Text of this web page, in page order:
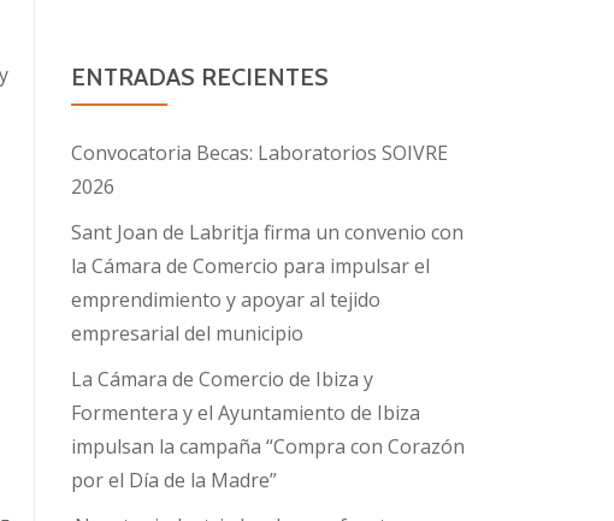
ENTRADAS RECIENTES
Convocatoria Becas: Laboratorios SOIVRE
2026
Sant Joan de Labritja firma un convenio con
la Cámara de Comercio para impulsar el
emprendimiento y apoyar al tejido
empresarial del municipio
La Cámara de Comercio de Ibiza y
Formentera y el Ayuntamiento de Ibiza
impulsan la campaña “Compra con Corazón
por el Día de la Madre”